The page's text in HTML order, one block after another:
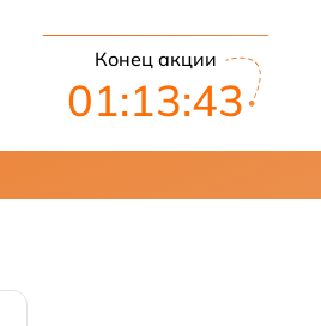
Конец акции
01:13:42